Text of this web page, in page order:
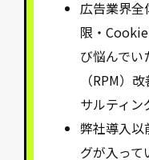
広告業界全
限・
び悩んで
（RPM）
サルティン
弊社導入以
グが入って